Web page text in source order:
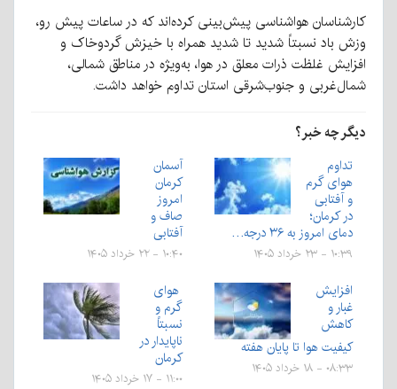
کارشناسان هواشناسی پیش‌بینی کرده‌اند که در ساعات پیش رو،
وزش باد نسبتاً شدید تا شدید همراه با خیزش گردوخاک و
افزایش غلظت ذرات معلق در هوا، به‌ویژه در مناطق شمالی،
شمال‌غربی و جنوب‌شرقی استان تداوم خواهد داشت.
دیگر چه خبر؟
تداوم
هوای گرم
و آفتابی
در کرمان؛
دمای امروز به ۳۶ درجه…
۱۰:۳۹ - ۲۳ خرداد ۱۴۰۵
آسمان
کرمان
امروز
صاف و
آفتابی
۱۰:۴۰ - ۲۲ خرداد ۱۴۰۵
افزایش
غبار و
کاهش
کیفیت هوا تا پایان هفته
۰۸:۳۳ - ۱۸ خرداد ۱۴۰۵
هوای
گرم و
نسبتاً
ناپایدار در
کرمان
۱۱:۰۰ - ۱۷ خرداد ۱۴۰۵